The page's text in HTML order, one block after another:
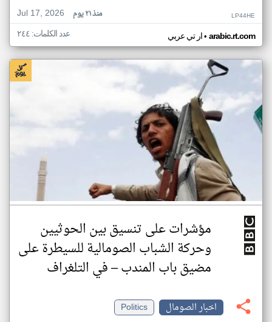
Jul 17, 2026
منذ ٢١ يوم LP44HE
ار تي عربي• arabic.rt.com عدد الكلمات: ٢٤٤
مؤشرات على تنسيق بين الحوثيين
وحركة الشباب الصومالية للسيطرة على
مضيق باب المندب – في التلغراف
اخبار الصومال
Politics